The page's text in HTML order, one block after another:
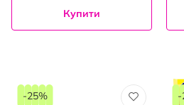
Купити
-25% -